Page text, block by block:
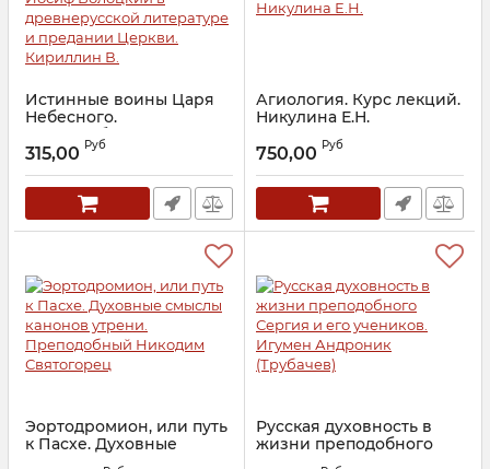
Истинные воины Царя
Небесного.
Преподобные Сергий
Радонежский и Иосиф
древнерусской
литературе и предании
Церкви. Кириллин В.
315,00 Руб
Агиология. Курс лекций.
Никулина Е.Н.
21563
750,00 Руб
Эортодромион, или путь
к Пасхе. Духовные
смыслы канонов утрени.
Русская духовность в
жизни преподобного
Сергия и его учеников.